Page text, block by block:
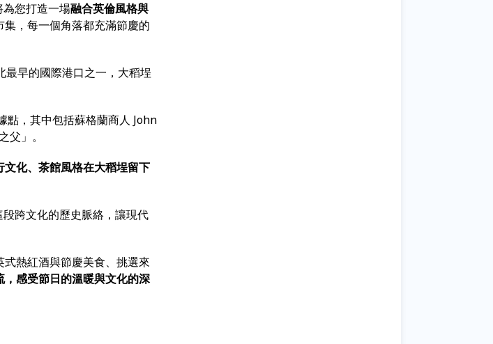
您打造一場融合英倫風格與
，每一個角落都充滿節慶的
最早的國際港口之一，大稻埕
點，其中包括蘇格蘭商人 John
」。
文化、茶館風格在大稻埕留下
跨文化的歷史脈絡，讓現代
熱紅酒與節慶美食、挑選來
感受節日的溫暖與文化的深